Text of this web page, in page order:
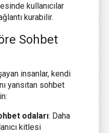
kullanıcılar
kurabilir.
Sohbet
insanlar, kendi
yansıtan sohbet
odaları: Daha
kitlesi